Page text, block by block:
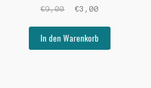
€9,00
Ursprünglicher
war:
€3,00Aktueller
€3,00.
In den Warenkorb